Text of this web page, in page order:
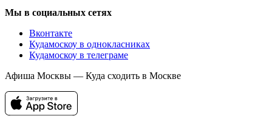
Мы в социальных сетях
Вконтакте
Кудамоскоу в однокласниках
Кудамоскоу в телеграме
Афиша Москвы — Куда сходить в Москве